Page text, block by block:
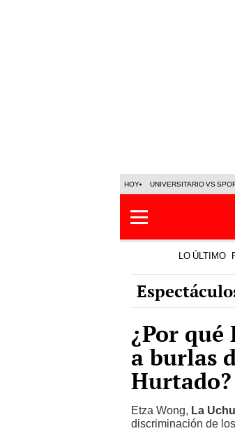
HOY UNIVERSITARIO VS
LO ÚLTIMO
¿Por
a burlas
Etza Wong, La
discriminación de